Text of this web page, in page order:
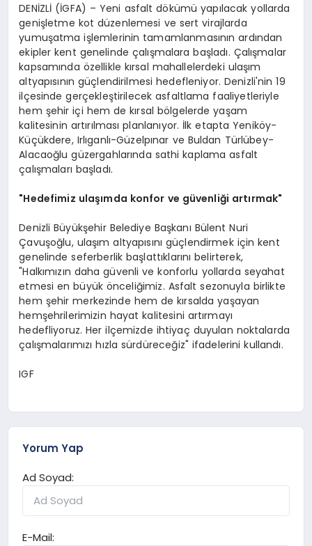
DENİZLİ (İGFA) – Yeni asfalt dökümü yapılacak yollarda
genişletme kot düzenlemesi ve sert virajlarda
yumuşatma işlemlerinin tamamlanmasının ardından
ekipler kent genelinde çalışmalara başladı. Çalışmalar
kapsamında özellikle kırsal mahallelerdeki ulaşım
altyapısının güçlendirilmesi hedefleniyor. Denizli'nin 19
ilçesinde gerçekleştirilecek asfaltlama faaliyetleriyle
hem şehir içi hem de kırsal bölgelerde yaşam
kalitesinin artırılması planlanıyor. İlk etapta Yeniköy-
Küçükdere, Irlıganlı-Güzelpınar ve Buldan Türlübey-
Alacaoğlu güzergahlarında sathi kaplama asfalt
çalışmaları başladı.
"Hedefimiz ulaşımda konfor ve güvenliği artırmak"
Denizli Büyükşehir Belediye Başkanı Bülent Nuri
Çavuşoğlu, ulaşım altyapısını güçlendirmek için kent
genelinde seferberlik başlattıklarını belirterek,
"Halkımızın daha güvenli ve konforlu yollarda seyahat
etmesi en büyük önceliğimiz. Asfalt sezonuyla birlikte
hem şehir merkezinde hem de kırsalda yaşayan
hemşehrilerimizin hayat kalitesini artırmayı
hedefliyoruz. Her ilçemizde ihtiyaç duyulan noktalarda
çalışmalarımızı hızla sürdüreceğiz" ifadelerini kullandı.
IGF
Yorum Yap
Ad Soyad:
E-Mail: